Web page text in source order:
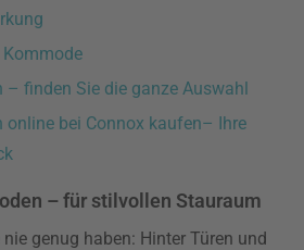
Kommode
– finden Sie die ganze Auswahl
online bei Connox kaufen– Ihre
– für stilvollen Stauraum
genug haben: Hinter Türen und